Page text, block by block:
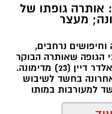
אותרה גופתו של
מעצר
נרחבים,
שאותרה הבוקר
סמוך לכביש 40 היא של אלדר דיין (23) מדימונה.
בחשד לשיבוש
למעורבות במותו